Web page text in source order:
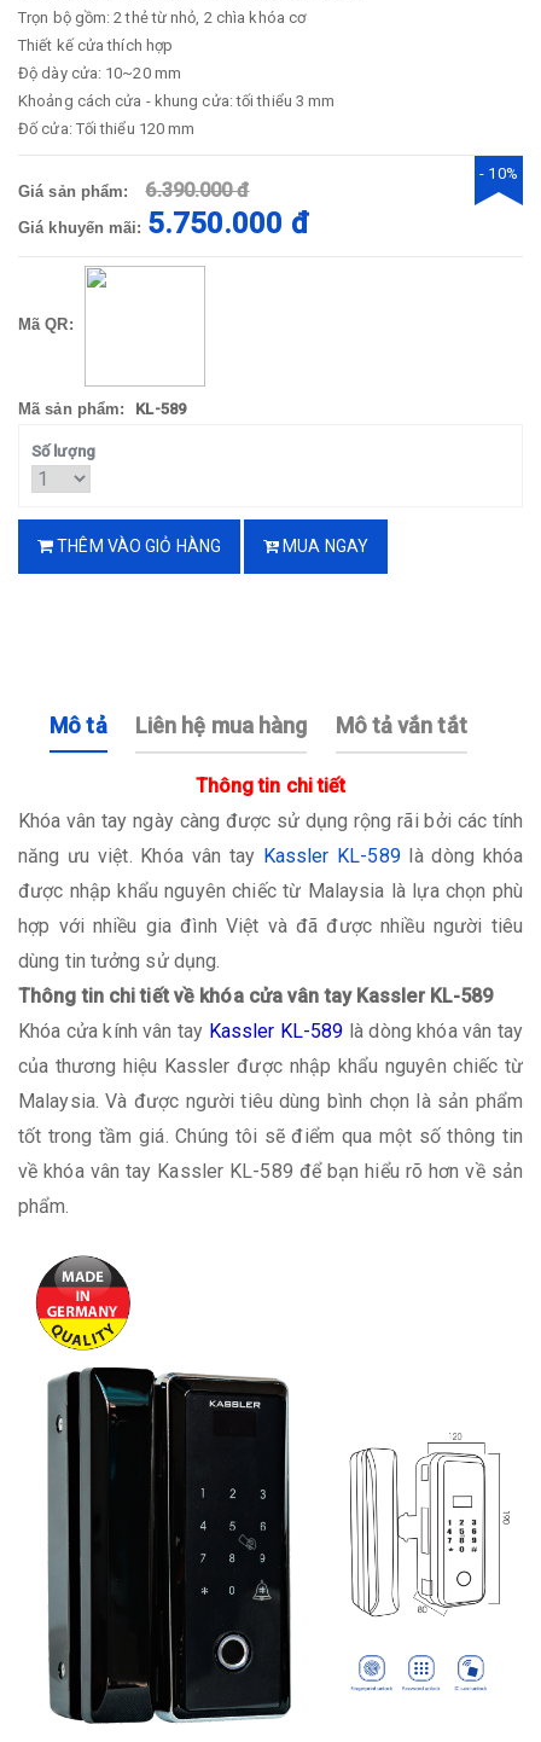
Trọn bộ gồm: 2 thẻ từ nhỏ, 2 chìa khóa cơ
Thiết kế cửa thích hợp
Độ dày cửa: 10~20 mm
Khoảng cách cửa - khung cửa: tối thiểu 3 mm
Đố cửa: Tối thiểu 120 mm
Giá sản phẩm: 6.390.000 đ
Giá khuyến mãi: 5.750.000 đ
- 10%
Mã QR:
Mã sản phẩm: KL-589
Số lượng
THÊM VÀO GIỎ HÀNG MUA NGAY
Mô tả Liên hệ mua hàng Mô tả vắn tắt
Thông tin chi tiết
Khóa vân tay ngày càng được sử dụng rộng rãi bởi các tính
năng ưu việt. Khóa vân tay Kassler KL-589 là dòng khóa
được nhập khẩu nguyên chiếc từ Malaysia là lựa chọn phù
hợp với nhiều gia đình Việt và đã được nhiều người tiêu
dùng tin tưởng sử dụng.
Thông tin chi tiết về khóa cửa vân tay Kassler KL-589
Khóa cửa kính vân tay Kassler KL-589 là dòng khóa vân tay
của thương hiệu Kassler được nhập khẩu nguyên chiếc từ
Malaysia. Và được người tiêu dùng bình chọn là sản phẩm
tốt trong tầm giá. Chúng tôi sẽ điểm qua một số thông tin
về khóa vân tay Kassler KL-589 để bạn hiểu rõ hơn về sản
phẩm.